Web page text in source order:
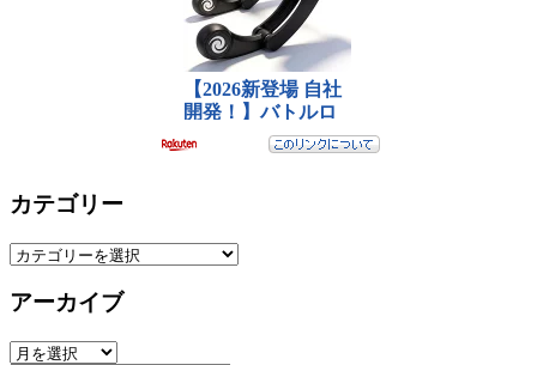
カテゴリー
カ
ゴ
ー
アーカイブ
ア